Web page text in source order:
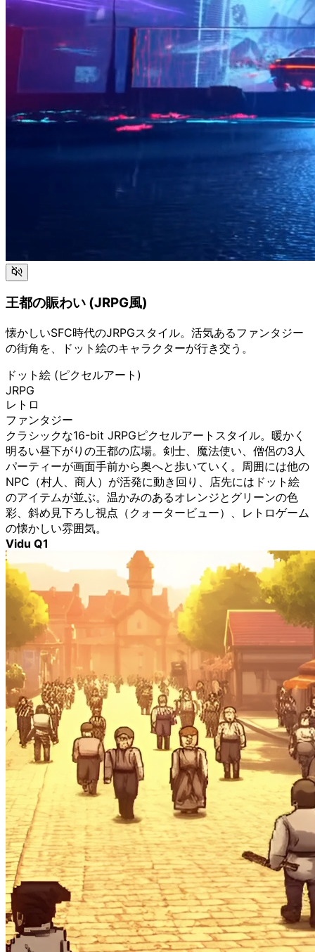
王都の賑わい (JRPG風)
懐かしいSFC時代のJRPGスタイル。活気あるファンタジー
の街角を、ドット絵のキャラクターが行き交う。
ドット絵 (ピクセルアート)
JRPG
レトロ
ファンタジー
クラシックな16-bit JRPGピクセルアートスタイル。暖かく
明るい昼下がりの王都の広場。剣士、魔法使い、僧侶の3人
パーティーが画面手前から奥へと歩いていく。周囲には他の
NPC（村人、商人）が活発に動き回り、店先にはドット絵
のアイテムが並ぶ。温かみのあるオレンジとグリーンの色
彩、斜め見下ろし視点（クォータービュー）、レトロゲーム
の懐かしい雰囲気。
Vidu Q1